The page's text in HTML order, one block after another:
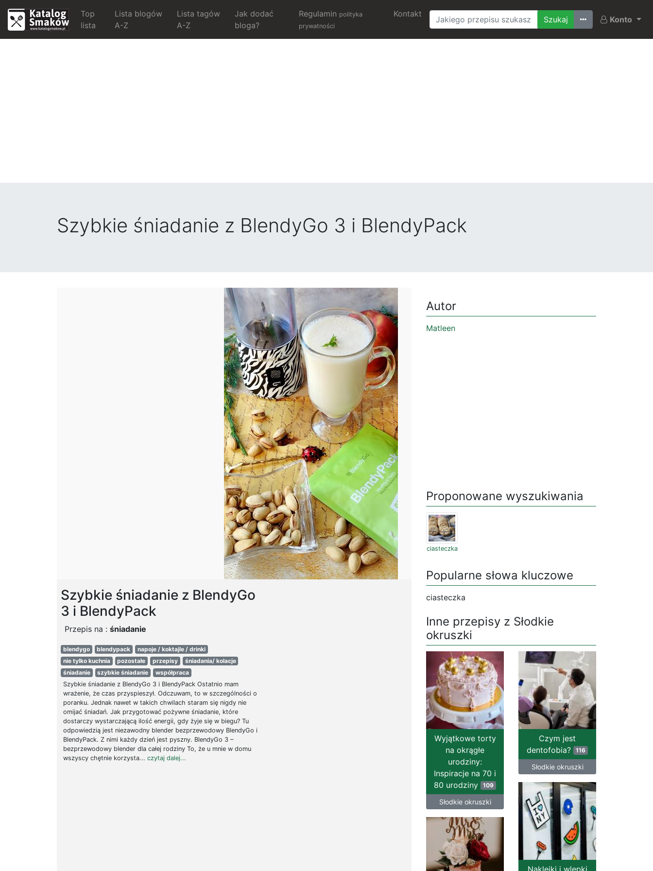
Top
lista
Lista blogów
A-Z
Lista tagów
A-Z
Jak dodać
bloga?
Regulamin polityka
prywatności
Kontakt
Ostatnio szukane
Konto
Szybkie śniadanie z BlendyGo 3 i BlendyPack
Szybkie śniadanie z BlendyGo
3 i BlendyPack
Przepis na : śniadanie
blendygo blendypack
napoje / koktajle / drinki
nie tylko kuchnia
pozostałe przepisy
śniadania/ kolacje
śniadanie
szybkie śniadanie
współpraca
Szybkie śniadanie z BlendyGo 3 i BlendyPack Ostatnio mam
wrażenie, że czas przyspieszył. Odczuwam, to w szczególności o
poranku. Jednak nawet w takich chwilach staram się nigdy nie
omijać śniadań. Jak przygotować pożywne śniadanie, które
dostarczy wystarczającą ilość energii, gdy żyje się w biegu? Tu
odpowiedzią jest niezawodny blender bezprzewodowy BlendyGo i
BlendyPack. Z nimi każdy dzień jest pyszny. BlendyGo 3 –
bezprzewodowy blender dla całej rodziny To, że u mnie w domu
wszyscy chętnie korzysta... czytaj dalej...
Autor
Matleen
Proponowane wyszukiwania
ciasteczka
Popularne słowa kluczowe
ciasteczka
Inne przepisy z Słodkie
okruszki
Wyjątkowe torty
na okrągłe
urodziny:
Inspiracje na 70 i
80 urodziny 109
Słodkie okruszki
Czym jest
dentofobia? 116
Słodkie okruszki
Naklejki i wlepki